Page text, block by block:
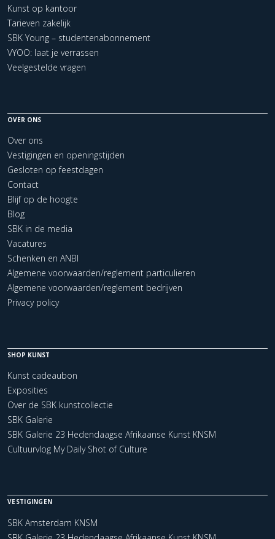
Kunst op kantoor
Tarieven zakelijk
SBK Young – studentenabonnement
VYOO: laat je verrassen
Veelgestelde vragen
OVER ONS
Over ons
Vestigingen en openingstijden
Gesloten op feestdagen
Contact
Blijf op de hoogte
Blog
SBK in de media
Vacatures
Schenken en ANBI
Algemene voorwaarden/reglement particulieren
Algemene voorwaarden/reglement bedrijven
Privacy policy
SHOP KUNST
Kunst cadeaubon
Exposities
Over de SBK kunstcollectie
SBK Galerie
SBK Galerie 23 Hedendaagse Afrikaanse Kunst KNSM
Cultuurvlog My Daily Shot of Culture
VESTIGINGEN
SBK Amsterdam KNSM